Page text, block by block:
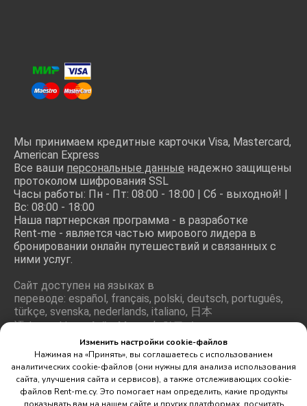
Мы принимаем кредитные карточки Visa, Mastercard,
American Express
Все ваши персональные данные надежно защищены
протоколом шифрования SSL
Часы работы: Пн - Пт: 08:00 - 18:00 | Сб - выходной! |
Вс: 08:00 - 18:00
Наша партнерская программа - в разработке
Rent-me - является частью мирового лидера в
бронировании онлайн путешествий и связанных с
ними услуг.
Сайт доступен на языках в
переводе: español, français, polski, deutsch, português,
türkçe, svenska, nederlands, italiano, 日本
語, hrvatski, română, ελληνικά, 한국어, magyar
Изменить настройки cookie-файлов
Нажимая на «Принять», вы соглашаетесь с использованием
аналитических cookie-файлов (они нужны для анализа использования
сайта, улучшения сайта и сервисов), а также отслеживающих cookie-
файлов Rent-me.cy. Это помогает нам определить, какие продукты